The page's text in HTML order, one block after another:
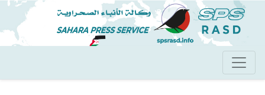
تجاوز
إلى
المحتوى
الرئيسي